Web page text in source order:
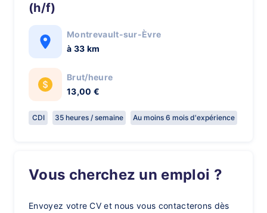
(h/f)
Montrevault-sur-Èvre
à 33 km
Brut/heure
13,00 €
CDI 35 heures / semaine Au moins 6 mois d'expérience
Vous cherchez un emploi ?
Envoyez votre CV et nous vous contacterons dès